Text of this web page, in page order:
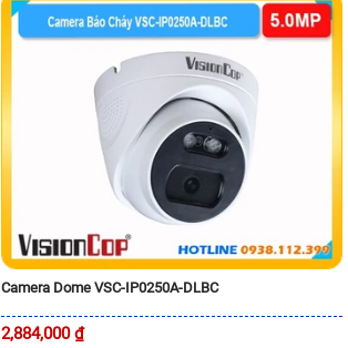
Camera Dome VSC-IP0250A-DLBC
2,884,000 ₫